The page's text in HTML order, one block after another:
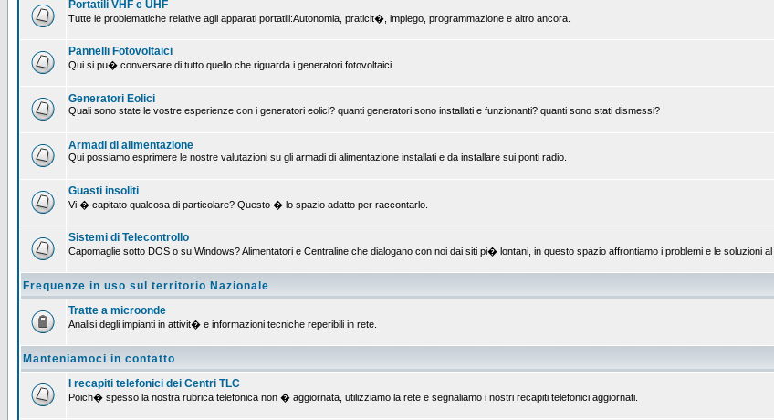
Portatili VHF e UHF
Tutte le problematiche relative agli apparati portatili:Autonomia, praticit�, impiego, programmazione e altro ancora.
Pannelli Fotovoltaici
Qui si pu� conversare di tutto quello che riguarda i generatori fotovoltaici.
Generatori Eolici
Quali sono state le vostre esperienze con i generatori eolici? quanti generatori sono installati e funzionanti? quanti sono stati dismessi?
Armadi di alimentazione
Qui possiamo esprimere le nostre valutazioni su gli armadi di alimentazione installati e da installare sui ponti radio.
Guasti insoliti
Vi � capitato qualcosa di particolare? Questo � lo spazio adatto per raccontarlo.
Sistemi di Telecontrollo
Capomaglie sotto DOS o su Windows? Alimentatori e Centraline che dialogano con noi dai siti pi� lontani, in questo spazio affrontiamo i problemi e le soluzioni al
Frequenze in uso sul territorio Nazionale
Tratte a microonde
Analisi degli impianti in attivit� e informazioni tecniche reperibili in rete.
Manteniamoci in contatto
I recapiti telefonici dei Centri TLC
Poich� spesso la nostra rubrica telefonica non � aggiornata, utilizziamo la rete e segnaliamo i nostri recapiti telefonici aggiornati.